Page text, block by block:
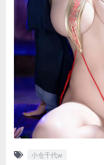
小仓千代w